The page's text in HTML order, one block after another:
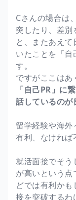
Cさんの場合は
突したり、差別
と、またあえ
いたことを「自
す。
ですがここはあ
「自己PR」に
話しているのが
留学経験や海外
有利、なければ
就活面接でそう
が高いという
どでは有利か
接を突破するわ